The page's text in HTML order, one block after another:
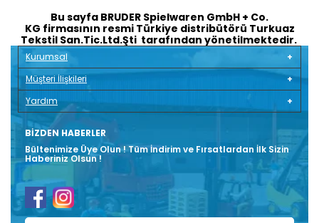
Bu sayfa BRUDER Spielwaren GmbH + Co.
KG firmasının resmi Türkiye distribütörü Turkuaz
Tekstil San.Tic.Ltd.Şti tarafından yönetilmektedir.
Kurumsal
Müşteri İlişkileri
Yardım
BIZDEN HABERLER
Bültenimize Üye Olun ! Tüm İndirim ve Fırsatlardan İlk Sizin
Haberiniz Olsun !